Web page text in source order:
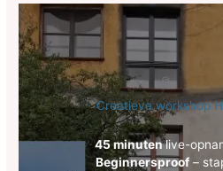
Creatieve workshop
45 minutenlive-
Beginnersproof –